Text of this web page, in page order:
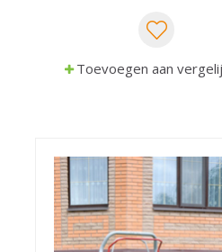
Toevoegen aan